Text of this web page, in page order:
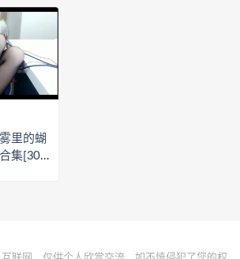
里的蝴
集[30